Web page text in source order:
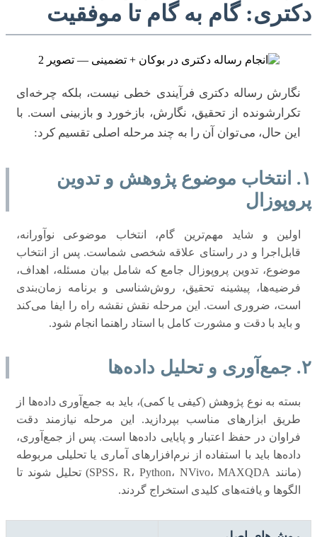
دکتری: گام به گام تا موفقیت
نگارش رساله دکتری فرآیندی خطی نیست، بلکه چرخه‌ای
تکرارشونده از تحقیق، نگارش، بازخورد و بازبینی است. با
این حال، می‌توان آن را به چند مرحله اصلی تقسیم کرد:
۱. انتخاب موضوع پژوهش و تدوین
پروپوزال
اولین و شاید مهم‌ترین گام، انتخاب موضوعی نوآورانه،
قابل‌اجرا و در راستای علاقه شخصی شماست. پس از انتخاب
موضوع، تدوین پروپوزال جامع که شامل بیان مسئله، اهداف،
فرضیه‌ها، پیشینه تحقیق، روش‌شناسی و برنامه زمان‌بندی
است، ضروری است. این مرحله نقش نقشه راه را ایفا می‌کند
و باید با دقت و مشورت کامل با استاد راهنما انجام شود.
۲. جمع‌آوری و تحلیل داده‌ها
بسته به نوع پژوهش (کیفی یا کمی)، باید به جمع‌آوری داده‌ها از
طریق ابزارهای مناسب بپردازید. این مرحله نیازمند دقت
فراوان در حفظ اعتبار و پایایی داده‌ها است. پس از جمع‌آوری،
داده‌ها باید با استفاده از نرم‌افزارهای آماری یا تحلیلی مربوطه
(مانند SPSS، R، Python، NVivo، MAXQDA) تحلیل شوند تا
الگوها و یافته‌های کلیدی استخراج گردند.